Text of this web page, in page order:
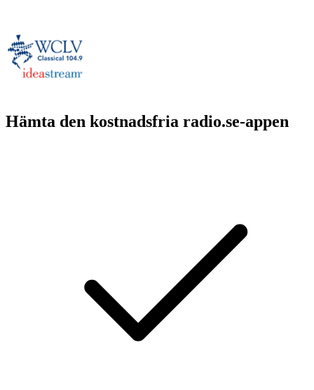
Hämta den kostnadsfria radio.se-appen